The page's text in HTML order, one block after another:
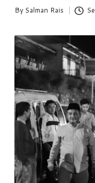
w
s
Posted
By Salman Rais